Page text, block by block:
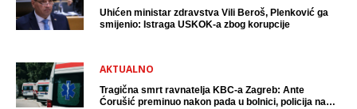
Uhićen ministar zdravstva Vili Beroš, Plenković ga
smijenio: Istraga USKOK-a zbog korupcije
AKTUALNO
Tragična smrt ravnatelja KBC-a Zagreb: Ante
Ćorušić preminuo nakon pada u bolnici, policija na